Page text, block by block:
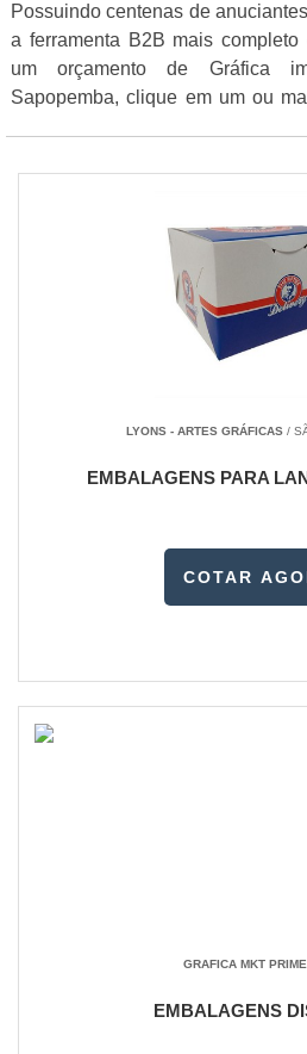
Possuindo centenas de
a ferramenta B2B mais
um orçamento de Gráfica
Sapopemba, clique em um ou
LYONS - ARTES GRÁFICAS/
EMBALAGENS PARA
COTAR
GRAFICA MKT PRIME
EMBALAGENS